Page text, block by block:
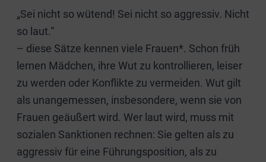
„Sei nicht so wütend! Sei nicht so aggressiv. Nicht
so laut.“
– diese Sätze kennen viele Frauen*. Schon früh
lernen Mädchen, ihre Wut zu kontrollieren, leiser
zu werden oder Konflikte zu vermeiden. Wut gilt
als unangemessen, insbesondere, wenn sie von
Frauen geäußert wird. Wer laut wird, muss mit
sozialen Sanktionen rechnen: Sie gelten als zu
aggressiv für eine Führungsposition, als zu